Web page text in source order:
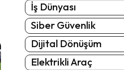
İş Dünyası
Siber Güvenlik
Dijital Dönüşüm
Elektrikli Araç